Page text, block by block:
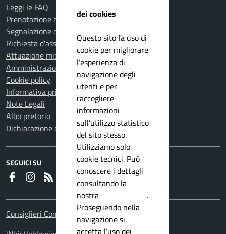
Leggi le FAQ
Prenotazione appuntamento
Segnalazione disservizio
Richiesta d'assistenza
Attuazione misure PNRR
Amministrazione trasparente
Cookie policy
Informativa privacy
Note Legali
Albo pretorio
Dichiarazione di accessibilità
SEGUICI SU
FaceboookInstagram
Consiglieri Comunali
dei cookies
Questo sito fa uso di
cookie per migliorare
l’esperienza di
navigazione degli
utenti e per
raccogliere
informazioni
sull’utilizzo statistico
del sito stesso.
Utilizziamo solo
cookie tecnici. Può
conoscere i dettagli
consultando la
nostra
.
Proseguendo nella
navigazione si
accetta l’uso dei